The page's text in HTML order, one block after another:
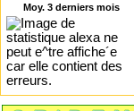
Moy. 3 derniers mois